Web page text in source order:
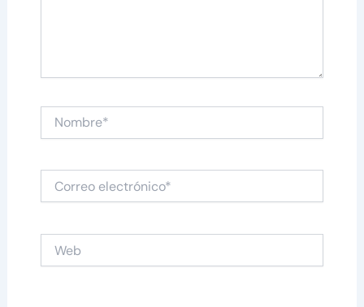
Nombre*
electrónico*